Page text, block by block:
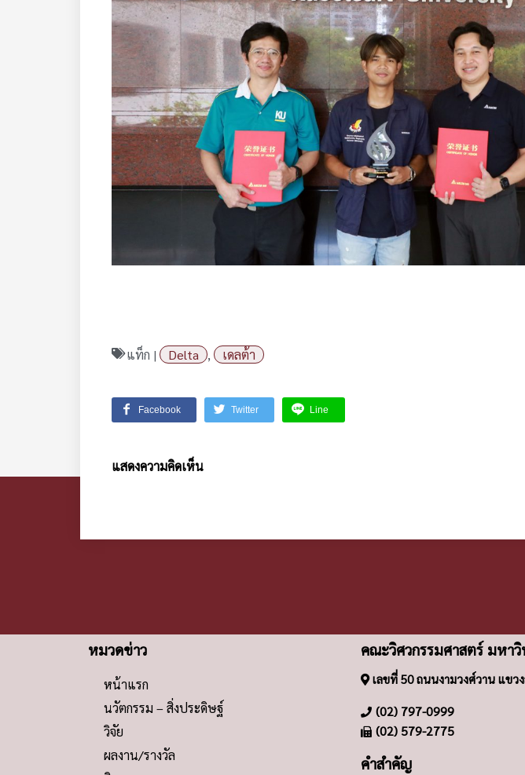
แท็ก | Delta , เดลต้า
Facebook Twitter Line
แสดงความคิดเห็น
หมวดข่าว
หน้าแรก
นวัตกรรม – สิ่งประดิษฐ์
วิจัย
ผลงาน/รางวัล
คณะวิศวกรรมศาสตร์ มหา
เลขที่ 50 ถนนงามวงศ์วาน แขว
(02) 797-0999
(02) 579-2775
คำสำคัญ